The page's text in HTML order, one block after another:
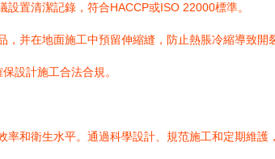
置清潔記錄，符合HACCP或ISO 22000標準。
并在地面施工中預留伸縮縫，防止熱脹冷縮導致開
設計施工合法合規。
和衛生水平。通過科學設計、規范施工和定期維